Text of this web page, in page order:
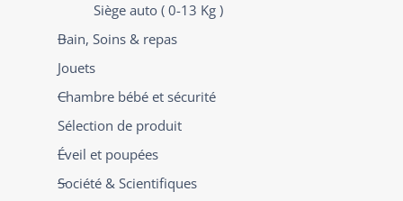
Siège auto ( 0-13 Kg )
Bain, Soins & repas
Jouets
Chambre bébé et sécurité
Sélection de produit
Éveil et poupées
Société & Scientifiques